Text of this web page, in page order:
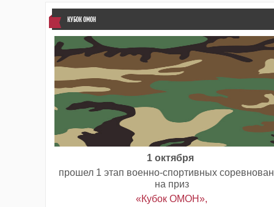
КУБОК ОМОН
1 октября
прошел 1 этап военно-спортивных
на приз
«Кубок ОМОН»,